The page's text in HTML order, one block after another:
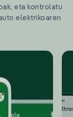
eta kontrolatu
elektrikoaren